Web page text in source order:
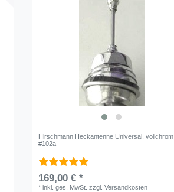
Hirschmann Heckantenne Universal, vollchrom
#102a
169,00 € *
*inkl. ges. MwSt. zzgl.Versandkosten